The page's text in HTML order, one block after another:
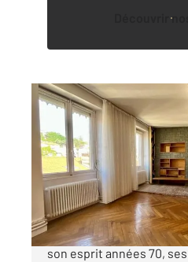
Découvrir
ST ETIENNE 42
140 m 2, 5 pièces
Ref : 3493
Appartement F4 à
180 000
HALLES MAZERAT /
son esprit années 70,